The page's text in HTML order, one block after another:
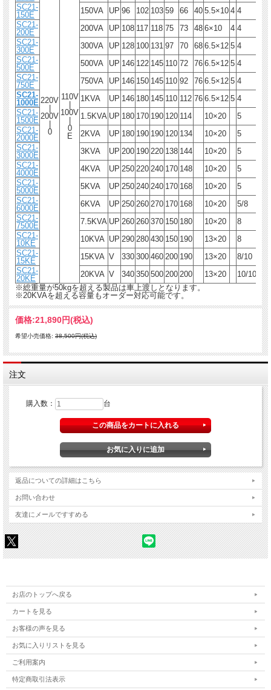
220V
200V
0
110V
100V
0
E
SC21-
150E
150VA UP 96 102 103 59 66 40 5.5×10 4 4 E
SC21-
200E
200VA UP 108 117 118 75 73 48 6×10 4 4 E
SC21-
300E
300VA UP 128 100 131 97 70 68 6.5×12 5 4 E
SC21-
500E
500VA UP 146 122 145 110 72 76 6.5×12 5 4 E
SC21-
750E
750VA UP 146 150 145 110 92 76 6.5×12 5 4 E
SC21-
1000E
1KVA UP 146 180 145 110 112 76 6.5×12 5 4 E
SC21-
1500E
1.5KVA UP 180 170 190 120 114 10×20 5 B
SC21-
2000E
2KVA UP 180 190 190 120 134 10×20 5 B
SC21-
3000E
3KVA UP 200 190 220 138 144 10×20 5 F
SC21-
4000E
4KVA UP 250 220 240 170 148 10×20 5 F
SC21-
5000E
5KVA UP 250 240 240 170 168 10×20 5 F
SC21-
6000E
6KVA UP 250 260 270 170 168 10×20 5/8 F
SC21-
7500E
7.5KVA UP 260 260 370 150 180 10×20 8 F
SC21-
10KE
10KVA UP 290 280 430 150 190 13×20 8 F
SC21-
15KE
15KVA V 330 300 460 200 190 13×20 8/10 H
SC21-
20KE
20KVA V 340 350 500 200 200 13×20 10/10 H
※総重量が50kgを超える製品は車上渡しとなります。
※20KVAを超える容量もオーダー対応可能です。
価格:21,890円(税込)
希望小売価格: 38,500円(税込)
注文
購入数： 台
返品についての詳細はこちら
お問い合わせ
友達にメールですすめる
お店のトップへ戻る
カートを見る
お客様の声を見る
お気に入りリストを見る
ご利用案内
特定商取引法表示